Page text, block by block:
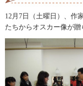
12月7日（土曜日）、作
たちからオスカー像が贈